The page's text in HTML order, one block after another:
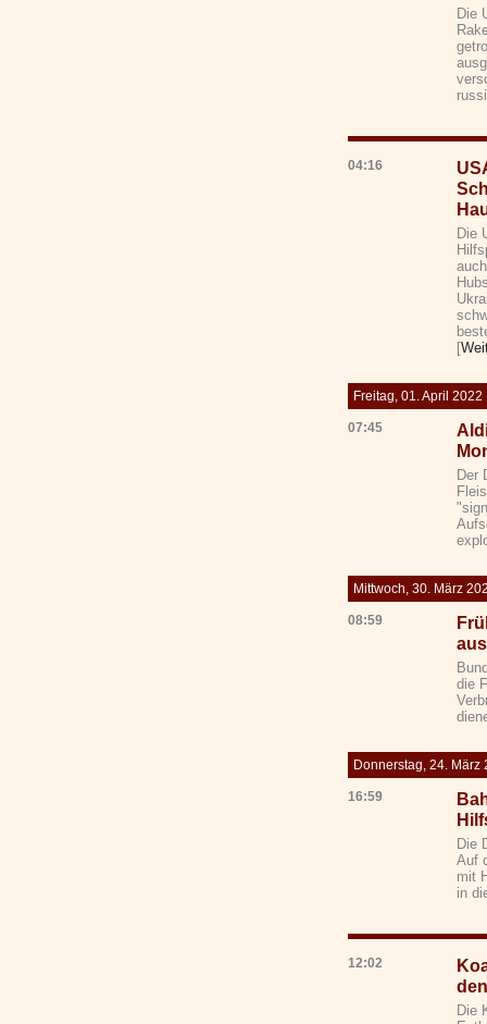
Die
04:16
Die
[
Freitag, 01. April 2022
07:45
Der
Mittwoch, 30. März
08:59
die
Donnerstag, 24. März
16:59
Die
Auf
mit
in
12:02
Die